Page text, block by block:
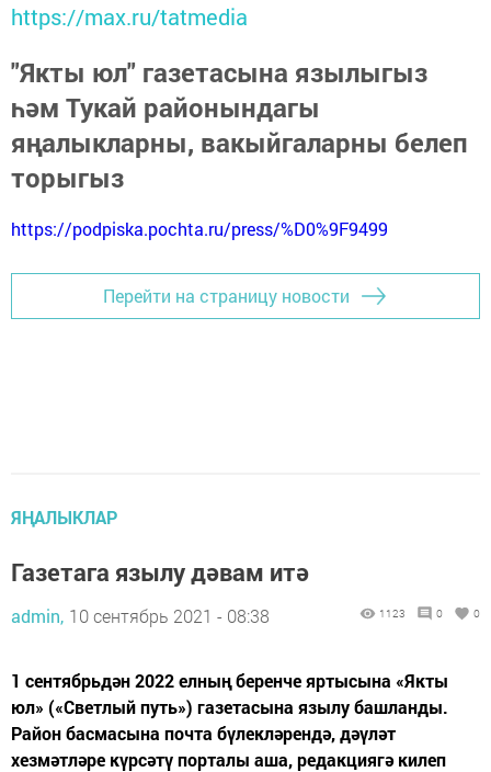
https://max.ru/tatmedia
"Якты юл" газетасына язылыгыз
һәм Тукай районындагы
яңалыкларны, вакыйгаларны белеп
торыгыз
https://podpiska.pochta.ru/press/%D0%9F9499
Перейти на страницу новости
ЯҢАЛЫКЛАР
Газетага язылу дәвам итә
admin, 10 сентябрь 2021 - 08:38 1123 0 0
1 сентябрьдән 2022 елның беренче яртысына «Якты
юл» («Светлый путь») газетасына язылу башланды.
Район басмасына почта бүлекләрендә, дәүләт
хезмәтләре күрсәтү порталы аша, редакциягә килеп